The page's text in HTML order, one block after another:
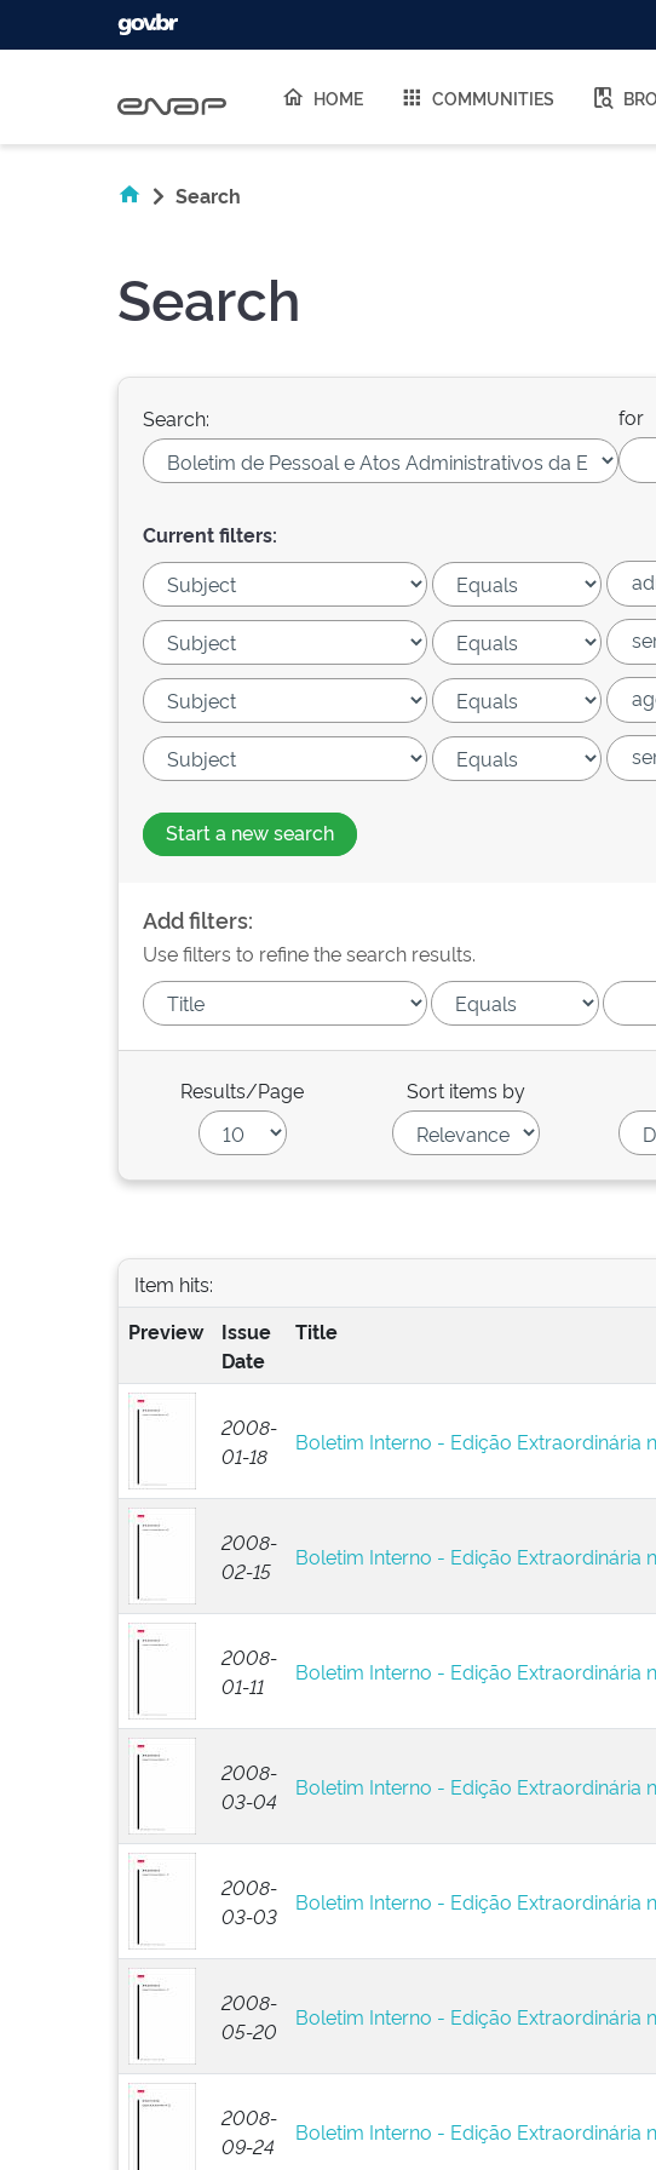
HOME COMMUNITIES
Search
Search
Search: for
Current filters:
Start a new search
Add filters:
Use filters to refine the search results.
Results/Page Sort items by
Item hits:
Preview
Issue
Date
Title
2008-
01-18
Boletim Interno - Edição Extraordinária
2008-
02-15
Boletim Interno - Edição Extraordinária
2008-
01-11
Boletim Interno - Edição Extraordinária
2008-
03-04
Boletim Interno - Edição Extraordinária
2008-
03-03
Boletim Interno - Edição Extraordinária
2008-
05-20
Boletim Interno - Edição Extraordinária
2008-
09-24
Boletim Interno - Edição Extraordinária